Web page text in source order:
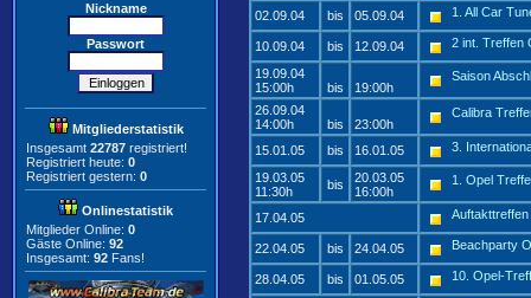
Nickname
Passwort
Mitgliederstatistik
Insgesamt 22787 registriert!
Registriert heute: 0
Registriert gestern: 0
Onlinestatistik
Mitglieder Online: 0
Gäste Online: 92
Insgesamt: 92 Fans!
02.09.04 bis 05.09.04 1. All Car
10.09.04 bis 12.09.04 2 int. Treffen
19.09.04
15:00h
bis 19:00h
Saison
26.09.04
14:00h
bis 23:00h
Calibra
15.01.05 bis 16.01.05 3.
19.03.05
11:30h
bis
20.03.05
16:00h
1. Opel
17.04.05
22.04.05 bis 24.04.05 Beachparty
28.04.05 bis 01.05.05 10. Opel-